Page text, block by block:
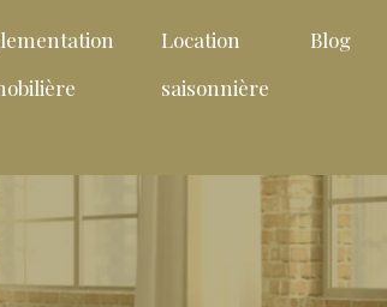
Location
saisonnière
Blog